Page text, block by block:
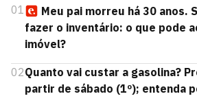
01
Meu pai morreu há 30 anos.
fazer o inventário: o que pode
imóvel?
02Quanto vai custar a gasolina?
partir de sábado (1º); entenda